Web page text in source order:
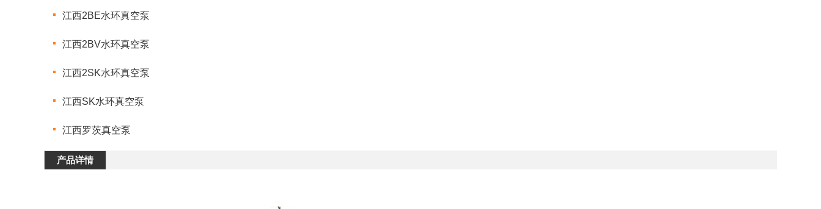
江西2BE水环真空泵
江西2BV水环真空泵
江西2SK水环真空泵
江西SK水环真空泵
江西罗茨真空泵
产品详情